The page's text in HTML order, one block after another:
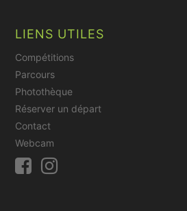
LIENS UTILES
Compétitions
Parcours
Photothèque
Réserver un départ
Contact
Webcam